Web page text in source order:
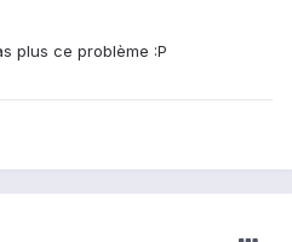
plus ce problème :P